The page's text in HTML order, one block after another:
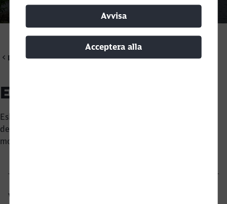
Avvisa
Acceptera alla
DB Cargo Scandinavia
Esbjerg
Esbjergs hamn och kombiterminal ligger på den västra
delen av Jylland vid Nordsjön nära E20 Fynske
motorvägen.
Villkor